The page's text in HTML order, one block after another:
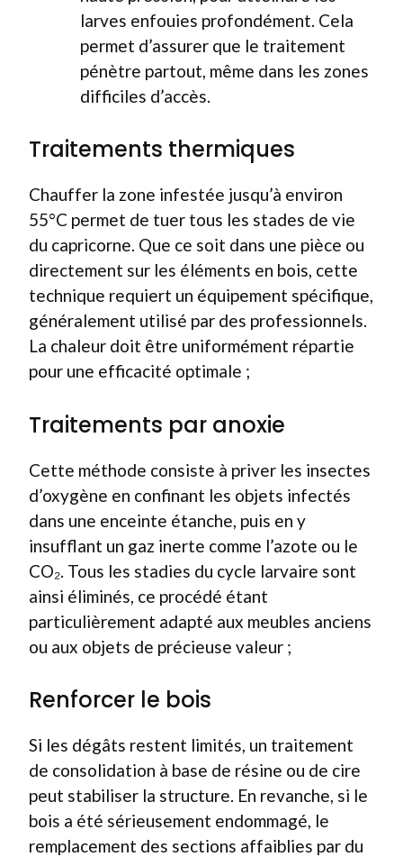
larves enfouies profondément. Cela
permet d’assurer que le traitement
pénètre partout, même dans les zones
difficiles d’accès.
Traitements thermiques
Chauffer la zone infestée jusqu’à environ
55°C permet de tuer tous les stades de vie
du capricorne. Que ce soit dans une pièce ou
directement sur les éléments en bois, cette
technique requiert un équipement spécifique,
généralement utilisé par des professionnels.
La chaleur doit être uniformément répartie
pour une efficacité optimale ;
Traitements par anoxie
Cette méthode consiste à priver les insectes
d’oxygène en confinant les objets infectés
dans une enceinte étanche, puis en y
insufflant un gaz inerte comme l’azote ou le
CO₂. Tous les stadies du cycle larvaire sont
ainsi éliminés, ce procédé étant
particulièrement adapté aux meubles anciens
ou aux objets de précieuse valeur ;
Renforcer le bois
Si les dégâts restent limités, un traitement
de consolidation à base de résine ou de cire
peut stabiliser la structure. En revanche, si le
bois a été sérieusement endommagé, le
remplacement des sections affaiblies par du